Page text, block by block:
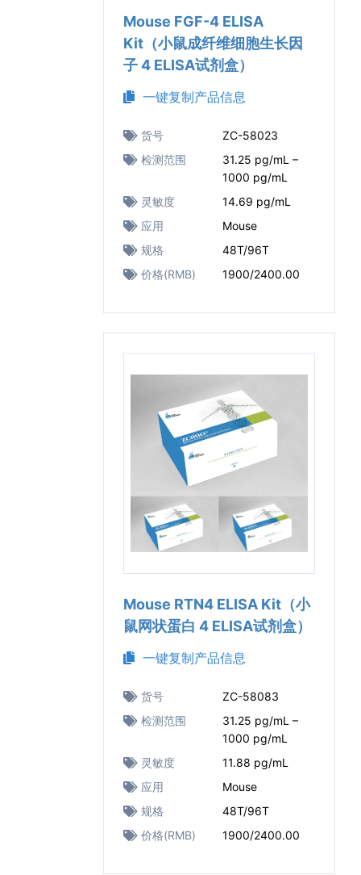
Mouse FGF-4 ELISA
Kit（小鼠成纤维细胞生长因
子 4 ELISA试剂盒）
一键复制产品信息
货号
ZC-58023
检测范围
31.25 pg/mL –
1000 pg/mL
灵敏度
14.69 pg/mL
应用
Mouse
规格
48T/96T
价格(RMB)
1900/2400.00
Mouse RTN4 ELISA Kit（小
鼠网状蛋白 4 ELISA试剂盒）
一键复制产品信息
货号
ZC-58083
检测范围
31.25 pg/mL –
1000 pg/mL
灵敏度
11.88 pg/mL
应用
Mouse
规格
48T/96T
价格(RMB)
1900/2400.00